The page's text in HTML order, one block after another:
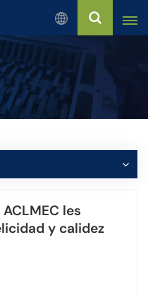
Español
les
y calidez